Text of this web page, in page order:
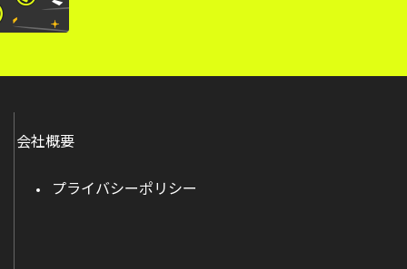
会社概要
プライバシーポリシー